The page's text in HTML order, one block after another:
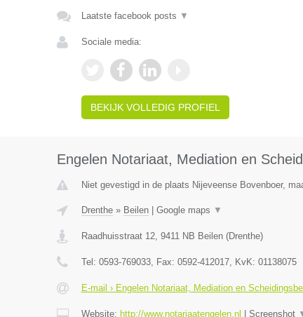
Laatste facebook posts ▼
Sociale media:
BEKIJK VOLLEDIG PROFIEL
Engelen Notariaat, Mediation en
Niet gevestigd in de plaats Nijeveense Bovenboer,
Drenthe» Beilen| Google maps ▼
Raadhuisstraat 12, 9411 NB Beilen(Drenthe)
Tel: 0593-769033, Fax: 0592-412017, KvK: 01138075
E-mail › Engelen Notariaat, Mediation en
Website: http://www.notariaatengelen.nl Screenshot